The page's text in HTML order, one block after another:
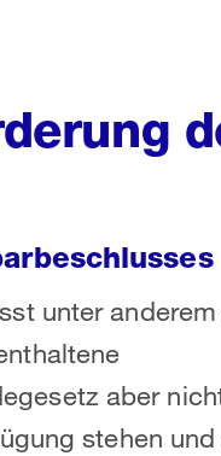
unter
aber
stehen und